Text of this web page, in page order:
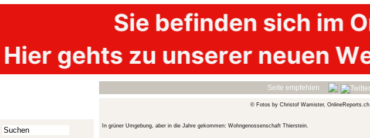
Seite empfehlen
© Fotos by Christof Wamister, OnlineReports.ch
In grüner Umgebung, aber in die Jahre gekommen: Wohngenossenschaft Thierstein.